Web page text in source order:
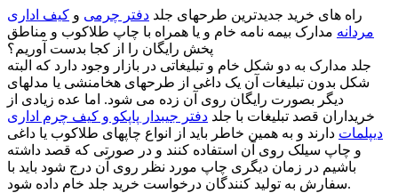
راه های خرید جدیدترین طرحهای جلد دفتر چرمی و کیف اداری
مردانه مدارک بیمه نامه خام و یا همراه با چاپ طلاکوب و مناطق
پخش رایگان را از کجا بدست آوریم؟
جلد مدارک به دو شکل خام و تبلیغاتی در بازار وجود دارد که البته
شکل بدون تبلیغات آن یک داغی از طرحهای هخامنشی یا مدلهای
دیگر بصورت رایگان روی آن زده می شود. اما عده زیادی از
خریداران قصد تبلیغات با جلد دفتر جیبدار پاپکو و کیف چرم اداری
دیپلمات دارند و به همین خاطر باید از انواع چاپهای طلاکوب یا داغی
و چاپ سیلک روی آن استفاده کنند و در صورتی که قصد داشته
باشیم در زمان دیگری چاپ مورد نظر روی آن درج شود باید با
سفارش به تولید کنندگان درخواست خرید جلد خام داده شود.